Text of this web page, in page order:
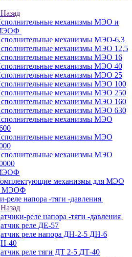
Назад
механизмы МЭО и
механизмы МЭО-6,3
механизмы МЭО 12,5
механизмы МЭО 16
механизмы МЭО 40
механизмы МЭО 25
механизмы МЭО 100
механизмы МЭО 250
механизмы МЭО 160
механизмы МЭО 630
механизмы МЭО
механизмы МЭО
механизмы МЭО
механизмы для МЭО
МЭОФ
реле напора -тяги -давления
Назад
реле напора -тяги -давления
реле ДЕ-57
реле напора ДН-2-5 ДН-6
40
реле тяги ДТ 2-5 ДТ-40